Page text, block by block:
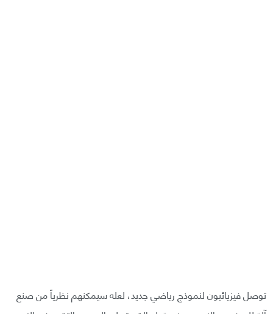
توصل فيزيائيون لنموذج رياضي جديد، لعله سيمكنهم نظرياً من صنع